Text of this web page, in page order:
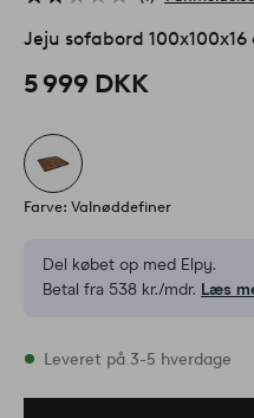
Jeju sofabord 100x100x16
5 999 DKK
Farve: Valnøddefiner
Del købet op med Elpy.
Betal fra 538 kr./mdr. Læs
På lager
Leveret på 3-5 hverdage